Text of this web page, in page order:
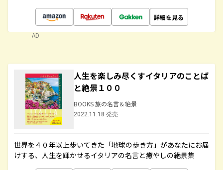
詳細を見る
AD
人生を楽しみ尽くすイタリアのことば
と絶景１００
BOOKS 旅の名言＆絶景
2022.11.18 発売
世界を４０年以上歩いてきた「地球の歩き方」があなたにお届
けする、人生を輝かせるイタリアの名言と癒やしの絶景集